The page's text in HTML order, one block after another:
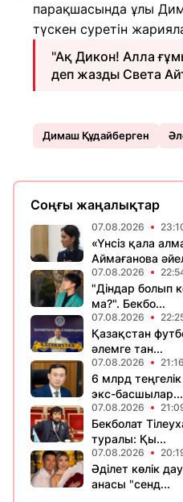
парақшасында ұлы
түскен суретін
"Ақ Дикон! Алла
деп жазды Света
Димаш Құдайберген
Соңғы жаңалықтар
07.08.2026
«Үнсіз қала
Аймағанова
07.08.2026
"Діндар болып
ма?". Бекбо...
07.08.2026
Қазақстан
әлемге тан...
07.08.2026 21:16
6 млрд
экс-басшылар...
07.08.2026
Бекболат
туралы: Қы...
07.08.2026
Әділет көлік
анасы "сенд...